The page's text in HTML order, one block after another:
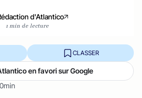
d'Atlantico
1 min de lecture
CLASSER
en favori sur Google